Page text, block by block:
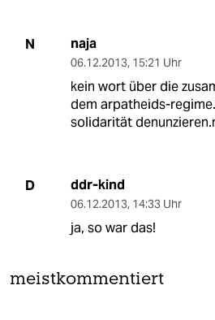
N naja
06.12.2013, 15:21 Uhr
kein wort über die
dem arpatheids-
solidarität
D ddr-kind
06.12.2013, 14:33 Uhr
ja, so war das!
meistkommentiert